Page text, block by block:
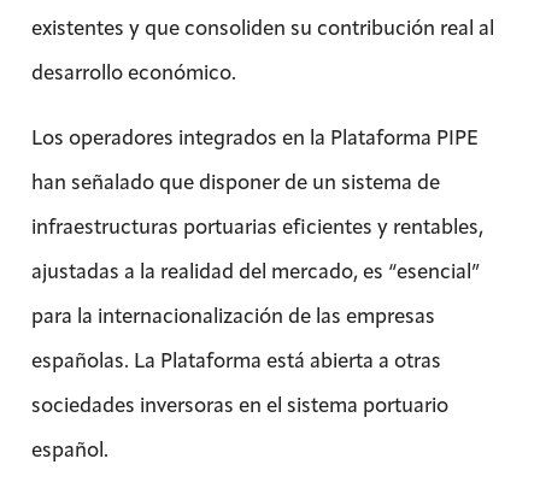
existentes y que consoliden su contribución real al
desarrollo económico.
Los operadores integrados en la Plataforma PIPE
han señalado que disponer de un sistema de
infraestructuras portuarias eficientes y rentables,
ajustadas a la realidad del mercado, es “esencial”
para la internacionalización de las empresas
españolas. La Plataforma está abierta a otras
sociedades inversoras en el sistema portuario
español.